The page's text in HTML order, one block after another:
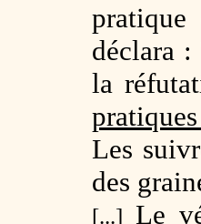
déclara
la
Les
des
[...] Le